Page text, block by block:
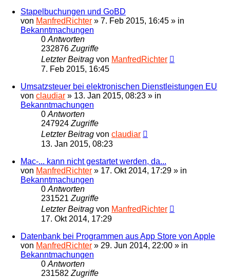
Stapelbuchungen und GoBD
von ManfredRichter » 7. Feb 2015, 16:45 » in
Bekanntmachungen
0 Antworten
232876 Zugriffe
Letzter Beitrag von ManfredRichter
7. Feb 2015, 16:45
Umsatzsteuer bei elektronischen Dienstleistungen EU
von claudiar » 13. Jan 2015, 08:23 » in
Bekanntmachungen
0 Antworten
247924 Zugriffe
Letzter Beitrag von claudiar
13. Jan 2015, 08:23
Mac-... kann nicht gestartet werden, da...
von ManfredRichter » 17. Okt 2014, 17:29 » in
Bekanntmachungen
0 Antworten
231521 Zugriffe
Letzter Beitrag von ManfredRichter
17. Okt 2014, 17:29
Datenbank bei Programmen aus App Store von Apple
von ManfredRichter » 29. Jun 2014, 22:00 » in
Bekanntmachungen
0 Antworten
231582 Zugriffe